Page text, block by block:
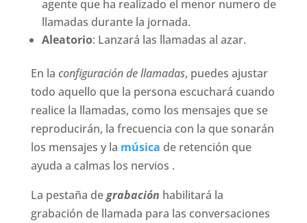
agente que ha realizado el menor numero de
llamadas durante la jornada.
Aleatorio: Lanzará las llamadas al azar.
En la configuración de llamadas, puedes ajustar
todo aquello que la persona escuchará cuando
realice la llamadas, como los mensajes que se
reproducirán, la frecuencia con la que sonarán
los mensajes y la música de retención que
ayuda a calmas los nervios .
La pestaña degrabación habilitará la
grabación de llamada para las conversaciones